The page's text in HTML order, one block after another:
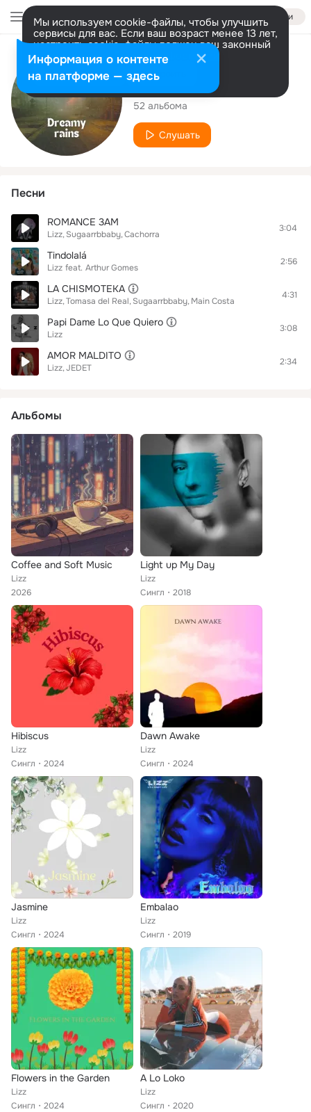
Войти
Мы используем cookie-файлы, чтобы улучшить
сервисы для вас. Если ваш возраст менее 13 лет,
настроить cookie-файлы должен ваш законный
представитель. Больше информации
Разрешить все Настроить
Исполнитель
Lizz
52 альбома
Слушать
Песни
ROMANCE 3AM
Lizz Sugaarrbbaby Cachorra
3:04
Tindolalá
Lizz feat. Arthur Gomes
2:56
LA CHISMOTEKA
Lizz Tomasa del Real Sugaarrbbaby Main Costa
4:31
Papi Dame Lo Que Quiero
Lizz
3:08
AMOR MALDITO
Lizz JEDET
2:34
Альбомы
Coffee and Soft Music
Lizz
2026
Light up My Day
Lizz
Сингл
2018
Hibiscus
Lizz
Сингл
2024
Dawn Awake
Lizz
Сингл
2024
Jasmine
Lizz
Сингл
2024
Embalao
Lizz
Сингл
2019
Flowers in the Garden
Lizz
Сингл
2024
A Lo Loko
Lizz
Сингл
2020
Информация о контенте
на платформе — здесь